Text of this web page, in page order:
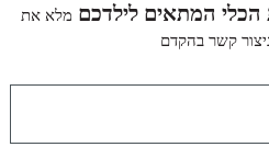
הכלי המתאים לילדכם מלא את
קשר בהקדם